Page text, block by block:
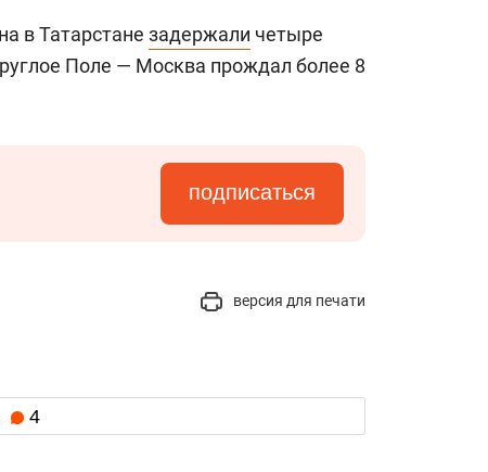
в Татарстане задержали четыре
Поле — Москва прождал более 8
подписаться
версия для печати
4